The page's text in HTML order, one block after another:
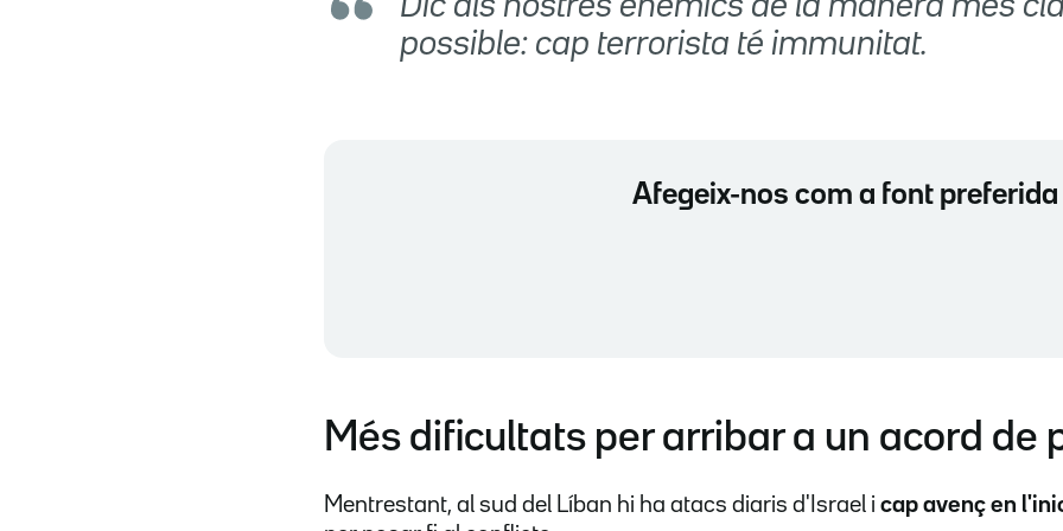
Dic als nostres enemics de la manera més
possible: cap terrorista té immunitat.
Afegeix-nos com a font preferida
Més dificultats per arribar a un acord de
Mentrestant, al sud del Líban hi ha atacs diaris d'Israel i cap avenç en